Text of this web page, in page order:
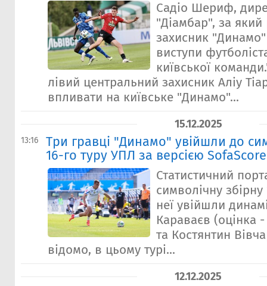
Садіо Шериф,
"Діамбар", за
захисник "Динамо"
виступи
київської
лівий центральний захисник Аліу
впливати на київське "Динамо"...
15.12.2025
13:16
Три гравці "Динамо" увійшли до
16-го туру УПЛ за версією SofaScore
Статистичний
символічну
неї увійшли
Караваєв (оцінка -
та Костянтин
відомо, в цьому турі...
12.12.2025